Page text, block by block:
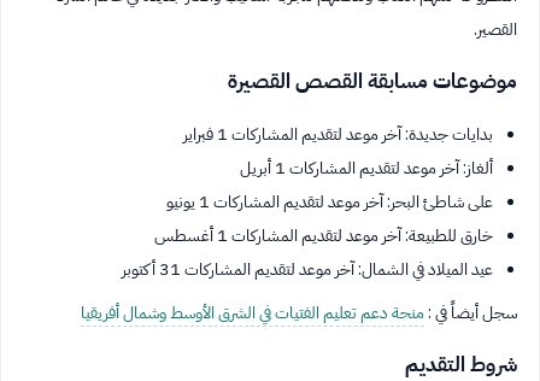
القصير.
موضوعات مسابقة القصص القصيرة
بدايات جديدة: آخر موعد لتقديم المشاركات 1 فبراير
ألغاز: آخر موعد لتقديم المشاركات 1 أبريل
على شاطئ البحر: آخر موعد لتقديم المشاركات 1 يونيو
خارق للطبيعة: آخر موعد لتقديم المشاركات 1 أغسطس
عيد الميلاد في الشمال: آخر موعد لتقديم المشاركات 31 أكتوبر
سجل أيضاً في :منحة دعم تعليم الفتيات في الشرق الأوسط وشمال أفريقيا
شروط التقديم